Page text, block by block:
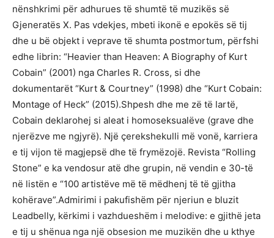
nënshkrimi për adhurues të shumtë të muzikës së
Gjeneratës X. Pas vdekjes, mbeti ikonë e epokës së tij
dhe u bë objekt i veprave të shumta postmortum, përfshi
edhe librin: “Heavier than Heaven: A Biography of Kurt
Cobain” (2001) nga Charles R. Cross, si dhe
dokumentarët “Kurt & Courtney” (1998) dhe “Kurt Cobain:
Montage of Heck” (2015).Shpesh dhe me zë të lartë,
Cobain deklarohej si aleat i homoseksualëve (grave dhe
njerëzve me ngjyrë). Një çerekshekulli më vonë, karriera
e tij vijon të magjepsë dhe të frymëzojë. Revista “Rolling
Stone” e ka vendosur atë dhe grupin, në vendin e 30-të
në listën e “100 artistëve më të mëdhenj të të gjitha
kohërave”.Admirimi i pakufishëm për njeriun e bluzit
Leadbelly, kërkimi i vazhdueshëm i melodive: e gjithë jeta
e tij u shënua nga një obsesion me muzikën dhe u kthye